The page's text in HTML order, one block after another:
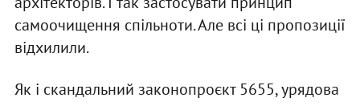
самоочищення спільноти. Але всі ці пропозиції
відхилили.
Як і скандальний законопроєкт 5655, урядова